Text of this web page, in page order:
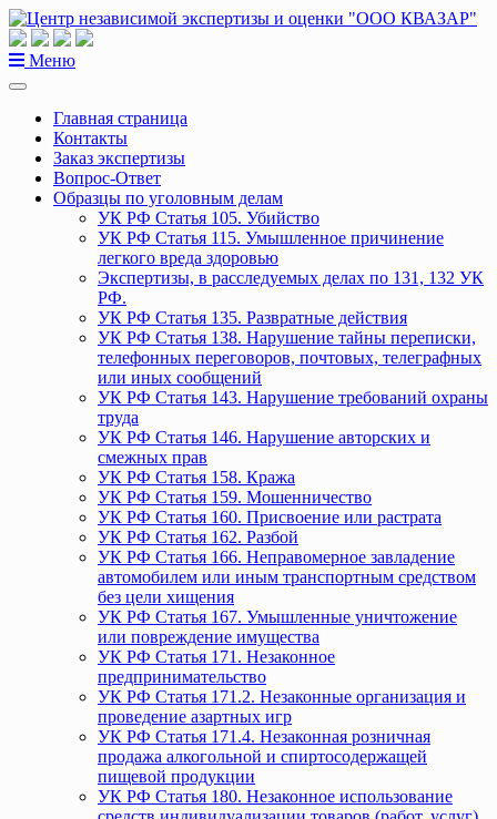
Перейти
к
содержанию
Меню
Главная страница
Контакты
Заказ экспертизы
Вопрос-Ответ
Образцы по уголовным делам
УК РФ Статья 105. Убийство
УК РФ Статья 115. Умышленное причинение
легкого вреда здоровью
Экспертизы, в расследуемых делах по 131, 132 УК
РФ.
УК РФ Статья 135. Развратные действия
УК РФ Статья 138. Нарушение тайны переписки,
телефонных переговоров, почтовых, телеграфных
или иных сообщений
УК РФ Статья 143. Нарушение требований охраны
труда
УК РФ Статья 146. Нарушение авторских и
смежных прав
УК РФ Статья 158. Кража
УК РФ Статья 159. Мошенничество
УК РФ Статья 160. Присвоение или растрата
УК РФ Статья 162. Разбой
УК РФ Статья 166. Неправомерное завладение
автомобилем или иным транспортным средством
без цели хищения
УК РФ Статья 167. Умышленные уничтожение
или повреждение имущества
УК РФ Статья 171. Незаконное
предпринимательство
УК РФ Статья 171.2. Незаконные организация и
проведение азартных игр
УК РФ Статья 171.4. Незаконная розничная
продажа алкогольной и спиртосодержащей
пищевой продукции
УК РФ Статья 180. Незаконное использование